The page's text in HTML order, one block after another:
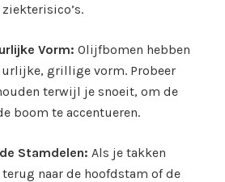
Vorm: Olijfbomen hebben
grillige vorm. Probeer
terwijl je snoeit, om de
boom te accentueren.
Stamdelen: Als je takken
naar de hoofdstam of de